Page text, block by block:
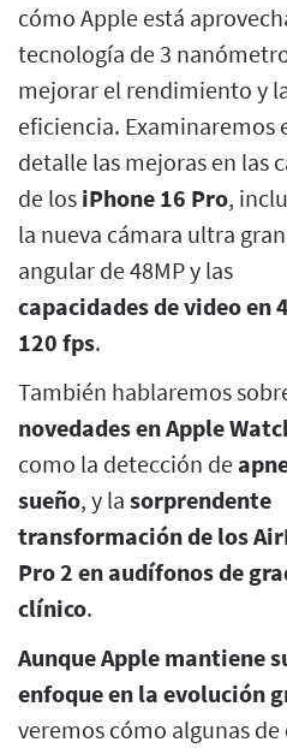
cómo Apple está
tecnología de 3
mejorar el rendimiento y
eficiencia. Examinaremos
detalle las mejoras en las
de los iPhone 16 Pro,
la nueva cámara ultra gran
angular de 48MP y las
capacidades de video en
120 fps.
También hablaremos
novedades en Apple
como la detección de
sueño, y la sorprendente
transformación de los
Pro 2 en audífonos de
clínico.
Aunque Apple mantiene
enfoque en la evolución
veremos cómo algunas de